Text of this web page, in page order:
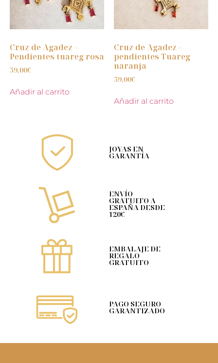
Cruz de Agadez –
Pendientes tuareg rosa
59,00€
Añadir al carrito
Cruz de Agadez –
pendientes Tuareg
naranja
59,00€
Añadir al carrito
JOYAS EN
GARANTÍA
ENVÍO
GRATUITO A
ESPAÑA DESDE
120€
EMBALAJE DE
REGALO
GRATUITO
PAGO SEGURO
GARANTIZADO